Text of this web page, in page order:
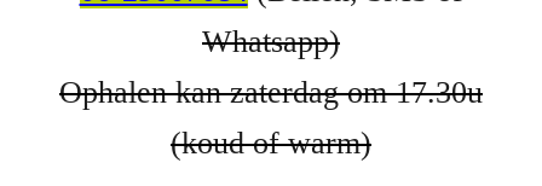
Whatsapp)
Ophalen kan zaterdag om 17.30u
(koud of warm)